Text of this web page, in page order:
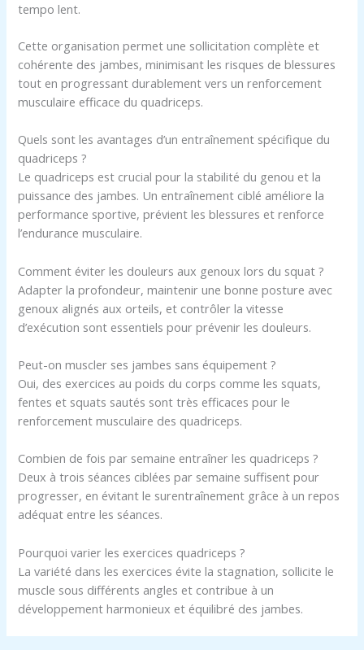
tempo lent.
Cette organisation permet une sollicitation complète et
cohérente des jambes, minimisant les risques de blessures
tout en progressant durablement vers un renforcement
musculaire efficace du quadriceps.
Quels sont les avantages d’un entraînement spécifique du
quadriceps ?
Le quadriceps est crucial pour la stabilité du genou et la
puissance des jambes. Un entraînement ciblé améliore la
performance sportive, prévient les blessures et renforce
l’endurance musculaire.
Comment éviter les douleurs aux genoux lors du squat ?
Adapter la profondeur, maintenir une bonne posture avec
genoux alignés aux orteils, et contrôler la vitesse
d’exécution sont essentiels pour prévenir les douleurs.
Peut-on muscler ses jambes sans équipement ?
Oui, des exercices au poids du corps comme les squats,
fentes et squats sautés sont très efficaces pour le
renforcement musculaire des quadriceps.
Combien de fois par semaine entraîner les quadriceps ?
Deux à trois séances ciblées par semaine suffisent pour
progresser, en évitant le surentraînement grâce à un repos
adéquat entre les séances.
Pourquoi varier les exercices quadriceps ?
La variété dans les exercices évite la stagnation, sollicite le
muscle sous différents angles et contribue à un
développement harmonieux et équilibré des jambes.